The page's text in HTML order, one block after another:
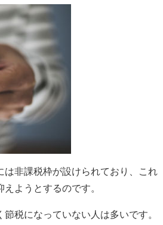
非課税枠が設けられており、これ
ようとするのです。
税になっていない人は多いです。